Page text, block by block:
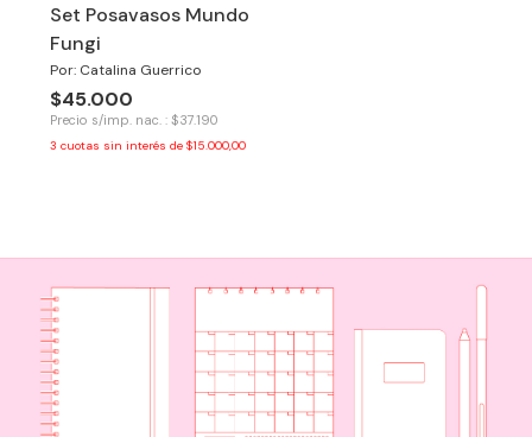
Set Posavasos Mundo
Fungi
Por: Catalina Guerrico
$45.000
Precio s/imp. nac. : $37.190
3 cuotas sin interés de $15.000,00